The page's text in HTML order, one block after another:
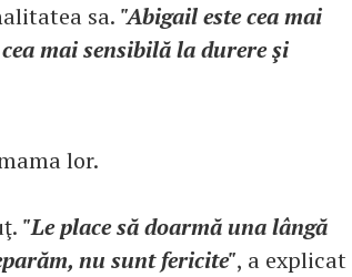
sa. "Abigail este cea mai
mai sensibilă la durere şi
lor.
"Le place să doarmă una lângă
nu sunt fericite", a explicat